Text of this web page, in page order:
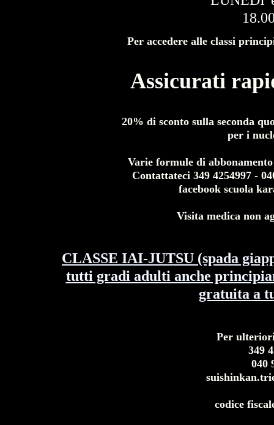
Per accedere alle classi
Assicurati
20% di sconto sulla seconda
per i
Varie formule di
Contattateci 349 4254997 -
facebook scuola
Visita medica non
CLASSE IAI-JUTSU (spada
tutti gradi adulti anche
gratuita a
Per
349
040
codice